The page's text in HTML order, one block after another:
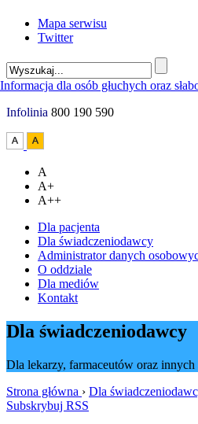
Mapa serwisu
Twitter
Infolinia 800 190 590
A
A+
A++
Dla pacjenta
Dla świadczeniodawcy
Administrator danych
O oddziale
Dla mediów
Kontakt
Dla świadczeniodawcy
Dla lekarzy, farmaceutów oraz
Strona główna › Dla
Subskrybuj RSS